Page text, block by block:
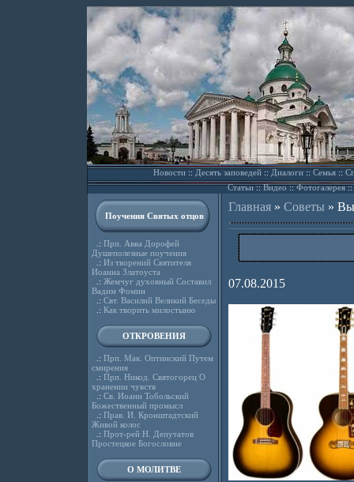
Новости::Десять заповедей::Диалоги::Семья::
Статьи::Видео ::Фотогалерея::
Поучения Святых отцов
.: Прп. Авва Дорофей
Душеполезные поучения
.: Из творений Святителя
Иоанна Златоуста
.: Жемчуг духовный Составил
Вадим Фомин
.: Свт. Василий Великий Беседы
.: Как творить милостыню
ОТКРОВЕНИЯ
.: Прп. Мак. Оптинский Путем
смирения
.: Прп. Никод. Святогорец О
хранении чувств
.: Св. Иоанн Тобольский
Божественный промысл
.: Прав. И. Кронштадтский
Живой колос
.: Прот-рей Н. Депутатов
Простецкое Богословие
О МОЛИТВЕ
Главная» Советы »
07.08.2015